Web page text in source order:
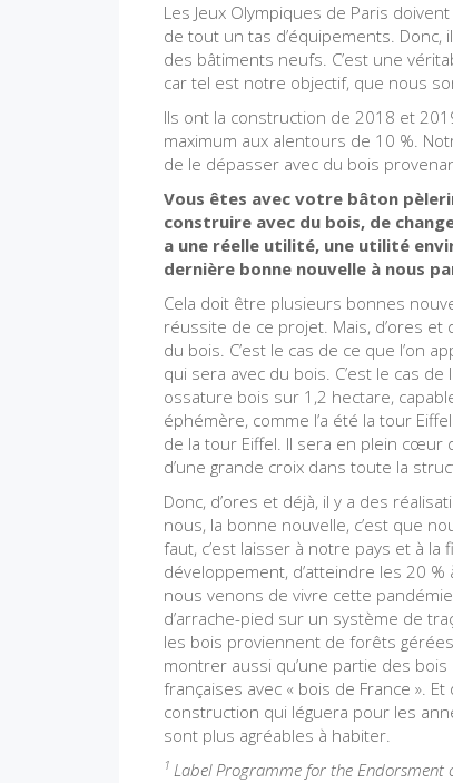
Les Jeux Olympiques de Paris
de tout un tas d’équipements.
des bâtiments neufs. C’est une
car tel est notre objectif, que nous
Ils ont la construction de 2018 et
maximum aux alentours de 10 %.
de le dépasser avec du bois
Vous êtes avec votre bâton
construire avec du bois, de
a une réelle utilité, une utilité
dernière bonne nouvelle à nous
Cela doit être plusieurs bonnes
réussite de ce projet. Mais, d’ores
du bois. C’est le cas de ce que l’on
qui sera avec du bois. C’est le cas
ossature bois sur 1,2 hectare,
éphémère, comme l’a été la tour
de la tour Eiffel. Il sera en plein cœur
d’une grande croix dans toute la
Donc, d’ores et déjà, il y a des
nous, la bonne nouvelle, c’est que
faut, c’est laisser à notre pays et à
développement, d’atteindre les 20
nous venons de vivre cette
d’arrache-pied sur un système de
les bois proviennent de forêts
montrer aussi qu’une partie des
françaises avec « bois de France ».
construction qui léguera pour les
sont plus agréables à habiter.
1 Label Programme for the Endorsment